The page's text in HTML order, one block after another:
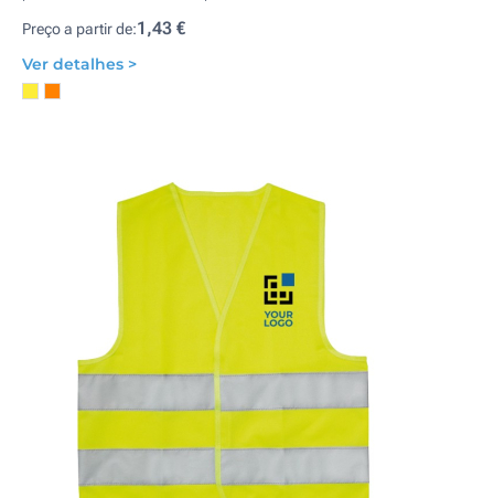
Preço a partir de:1,43 €
Ver detalhes >